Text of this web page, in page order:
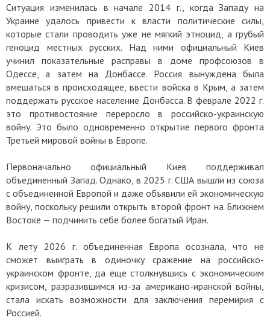
Ситуация изменилась в начале 2014 г., когдаЗападу на
Украине удалось привести к власти политические силы,
которые стали проводить уже не мягкий этноцид, а грубый
геноцид местных русских. Над ними официальный Киев
учинил показательные расправы в доме профсоюзов в
Одессе, а затем на Донбассе. Россия вынуждена была
вмешаться в происходящее, ввести войска в Крым, а затем
поддержать русское население Донбасса. В феврале 2022 г.
это противостояние переросло в российско-украинскую
войну. Это было одновременно открытие первого фронта
Третьей мировой войны в Европе.
Первоначально официальный Киев поддерживал
объединенный Запад. Однако, в 2025 г. США вышли из союза
с объединенной Европой и даже объявили ей экономическую
войну, поскольку решили открыть второй фронт на Ближнем
Востоке — подчинить себе более богатый Иран.
К лету 2026 г. объединенная Европа осознала, что не
сможет выиграть в одиночку сражение на российско-
украинском фронте, да еще столкнувшись с экономическим
кризисом, разразившимся из-за американо-иранской войны,
стала искать возможности для заключения перемирия с
Россией.